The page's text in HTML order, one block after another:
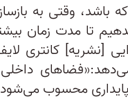
که باشد، وقتی به
تا مدت زمان
داخلی
محسوب